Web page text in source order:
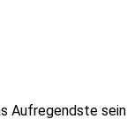
Aufregendste sein